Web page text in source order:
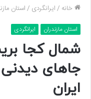
خانه /ایرانگردی /استان
استان مازندران ایرانگردی
شمال کجا
جاهای
ایران